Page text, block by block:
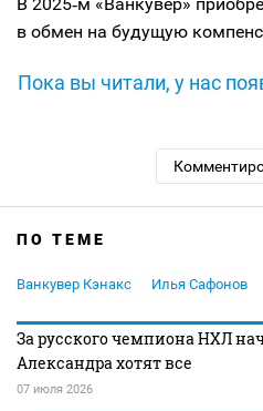
в обмен на будущую
Пока вы читали, у нас
ПО ТЕМЕ
Ванкувер Кэнакс Илья Сафонов
За русского чемпиона НХЛ
Александра хотят все
07 июля 2026